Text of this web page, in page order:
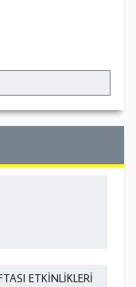
ETKİNLİKLERİ